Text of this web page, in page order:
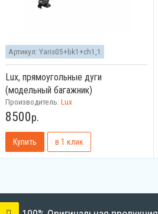
Lux, прямоугольные дуги
(модельный багажник)
Артикул:Yaris05+bk1+ch1,1
Производитель:Lux
8500р.